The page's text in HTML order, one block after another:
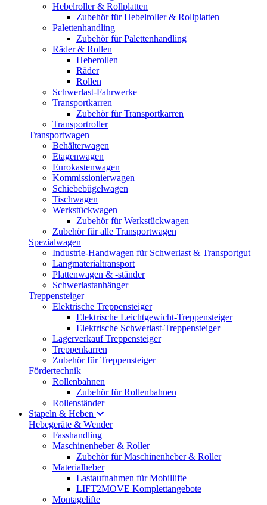
Hebelroller & Rollplatten
Zubehör für Hebelroller & Rollplatten
Palettenhandling
Zubehör für Palettenhandling
Räder & Rollen
Heberollen
Räder
Rollen
Schwerlast-Fahrwerke
Transportkarren
Zubehör für Transportkarren
Transportroller
Transportwagen
Behälterwagen
Etagenwagen
Eurokastenwagen
Kommissionierwagen
Schiebebügelwagen
Tischwagen
Werkstückwagen
Zubehör für Werkstückwagen
Zubehör für alle Transportwagen
Spezialwagen
Industrie-Handwagen für Schwerlast & Transportgut
Langmaterialtransport
Plattenwagen & -ständer
Schwerlastanhänger
Treppensteiger
Elektrische Treppensteiger
Elektrische Leichtgewicht-Treppensteiger
Elektrische Schwerlast-Treppensteiger
Lagerverkauf Treppensteiger
Treppenkarren
Zubehör für Treppensteiger
Fördertechnik
Rollenbahnen
Zubehör für Rollenbahnen
Rollenständer
Stapeln & Heben
Hebegeräte & Wender
Fasshandling
Maschinenheber & Roller
Zubehör für Maschinenheber & Roller
Materialheber
Lastaufnahmen für Mobillifte
LIFT2MOVE Komplettangebote
Montagelifte